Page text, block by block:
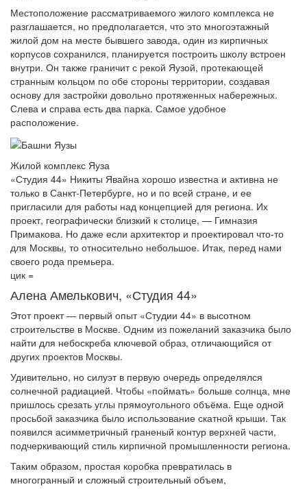
Местоположение рассматриваемого жилого комплекса не
разглашается, но предполагается, что это многоэтажный
жилой дом на месте бывшего завода, один из кирпичных
корпусов сохранился, планируется построить школу встроен
внутри. Он также граничит с рекой Яузой, протекающей
странным кольцом по обе стороны территории, создавая
основу для застройки довольно протяженных набережных.
Слева и справа есть два парка. Самое удобное
расположение.
Жилой комплекс Яуза
«Студия 44» Никиты Явайна хорошо известна и активна не
только в Санкт-Петербурге, но и по всей стране, и ее
пригласили для работы над концепцией для региона. Их
проект, географически близкий к столице, — Гимназия
Примакова. Но даже если архитектор и проектировал что-то
для Москвы, то относительно небольшое. Итак, перед нами
своего рода премьера.
цик =
Алена Амелькович, «Студия 44»
Этот проект — первый опыт «Студии 44» в высотном
строительстве в Москве. Одним из пожеланий заказчика было
найти для небоскреба ключевой образ, отличающийся от
других проектов Москвы.
Удивительно, но силуэт в первую очередь определялся
солнечной радиацией. Чтобы «поймать» больше солнца, мне
пришлось срезать углы прямоугольного объёма. Еще одной
просьбой заказчика было использование скатной крыши. Так
появился асимметричный граненый контур верхней части,
подчеркивающий стиль кирпичной промышленности региона.
Таким образом, простая коробка превратилась в
многогранный и сложный строительный объем,